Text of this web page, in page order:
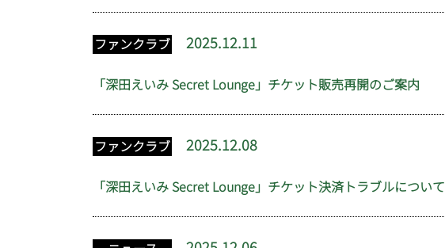
ファンクラブ 2025.12.11
「深田えいみ Secret Lounge」チケット販売再開のご案内
ファンクラブ 2025.12.08
「深田えいみ Secret Lounge」チケット決済トラブルについて